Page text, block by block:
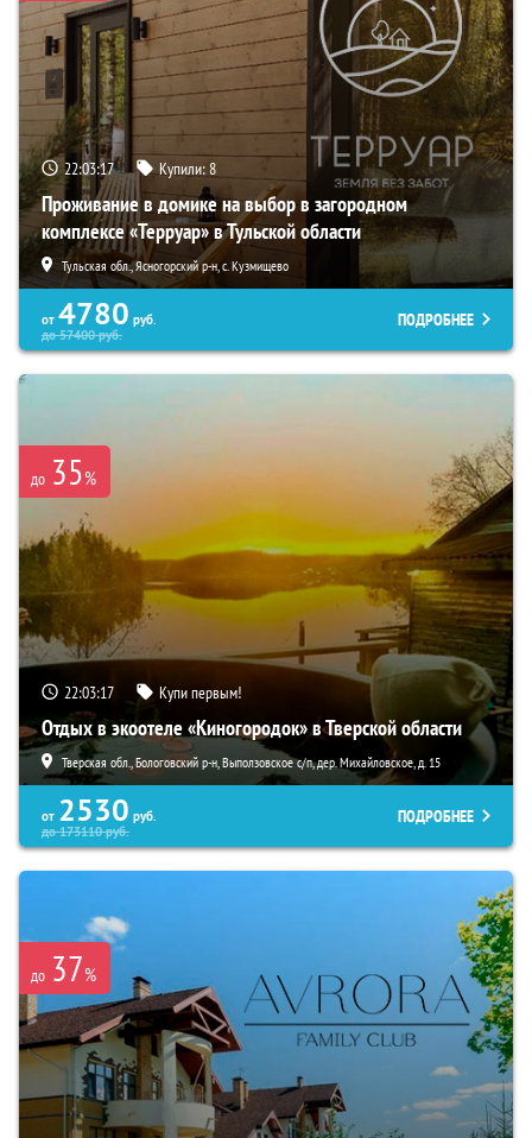
22:03:15 Купили:8
Проживание в домике на выбор в загородном
комплексе «Терруар» в Тульской области
Тульская обл., Ясногорский р-н, с. Кузмищево
от 4780 руб.
до57400руб.
ПОДРОБНЕЕ
до 35%
22:03:15 Купи первым!
Отдых в экоотеле «Киногородок» в Тверской области
Тверская обл., Бологовский р-н, Выползовское с/п, дер. Михайловское, д. 15
от 2530 руб.
до173110руб.
ПОДРОБНЕЕ
до 37%